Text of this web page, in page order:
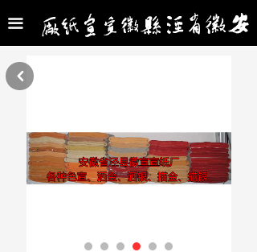
끀
首页
名家交流
新闻中心
낒